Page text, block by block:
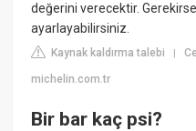
değerini verecektir.
ayarlayabilirsiniz.
Kaynak kaldırma talebi |
michelin.com.tr
Bir bar kaç psi?